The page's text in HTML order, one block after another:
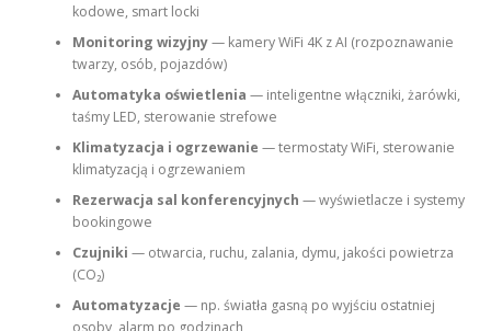
kodowe, smart locki
Monitoring wizyjny— kamery WiFi 4K z AI (rozpoznawanie
twarzy, osób, pojazdów)
Automatyka oświetlenia — inteligentne włączniki, żarówki,
taśmy LED, sterowanie strefowe
Klimatyzacja i ogrzewanie — termostaty WiFi, sterowanie
klimatyzacją i ogrzewaniem
Rezerwacja sal konferencyjnych — wyświetlacze i systemy
bookingowe
Czujniki — otwarcia, ruchu, zalania, dymu, jakości powietrza
(CO₂)
Automatyzacje — np. światła gasną po wyjściu ostatniej
osoby, alarm po godzinach